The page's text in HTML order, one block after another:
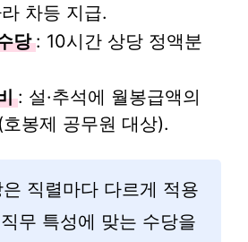
차등 지급.
당 : 10시간 상당 정액분
: 설·추석에 월봉급액의
봉제 공무원 대상).
직렬마다 다르게 적용
무 특성에 맞는 수당을